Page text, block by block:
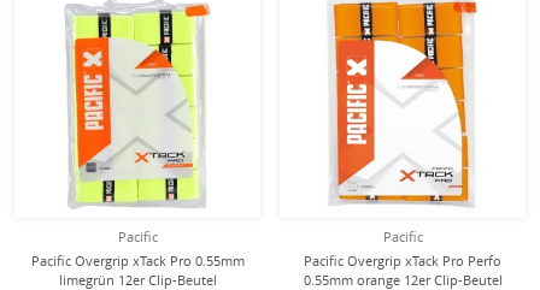
Pacific
Pacific Overgrip xTack Pro 0.55mm
limegrün 12er Clip-Beutel
Pacific
Pacific Overgrip xTack Pro Perfo
0.55mm orange 12er Clip-Beutel